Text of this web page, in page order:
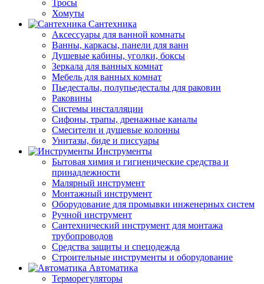
Тросы
Хомуты
Сантехника
Аксессуары для ванной комнаты
Ванны, каркасы, панели для ванн
Душевые кабины, уголки, боксы
Зеркала для ванных комнат
Мебель для ванных комнат
Пьедесталы, полупьедесталы для раковин
Раковины
Системы инсталляции
Сифоны, трапы, дренажные каналы
Смесители и душевые колонны
Унитазы, биде и писсуары
Инструменты
Бытовая химия и гигиенические средства и
принадлежности
Малярный инструмент
Монтажный инструмент
Оборудование для промывки инженерных систем
Ручной инструмент
Сантехнический инструмент для монтажа
трубопроводов
Средства защиты и спецодежда
Строительные инструменты и оборудование
Автоматика
Терморегуляторы